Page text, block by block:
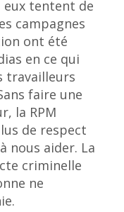
tentent de
campagnes
ont été
en ce qui
travailleurs
faire une
la RPM
de respect
nous aider. La
criminelle
ne